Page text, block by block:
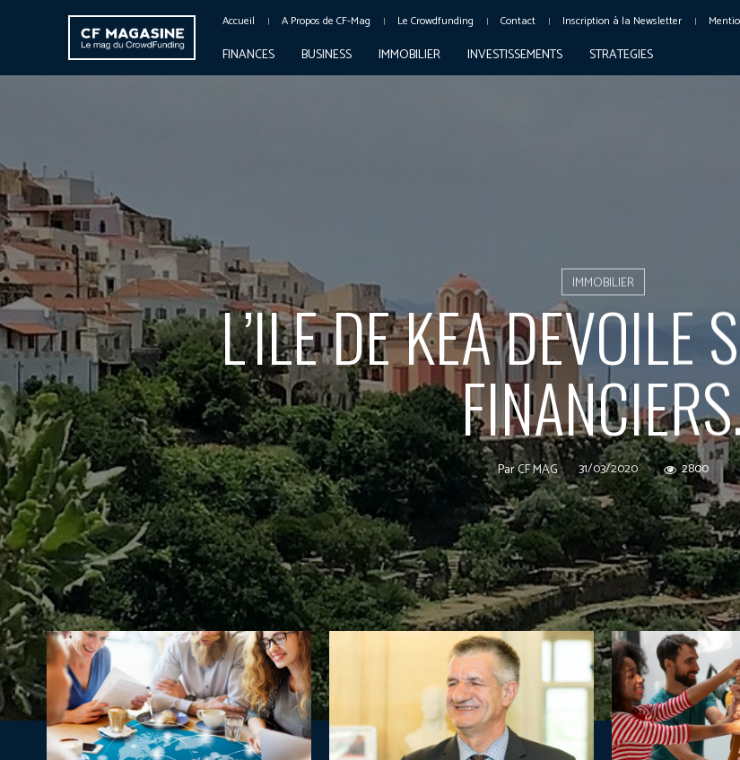
Accueil A Propos de CF-Mag Le Crowdfunding Contact Inscription à la Newsletter
FINANCES BUSINESS IMMOBILIER INVESTISSEMENTS STRATEGIES
IMMOBILIER
L’ILE DE KEA DEVOILE
ParCF MAG 31/03/2020 2800